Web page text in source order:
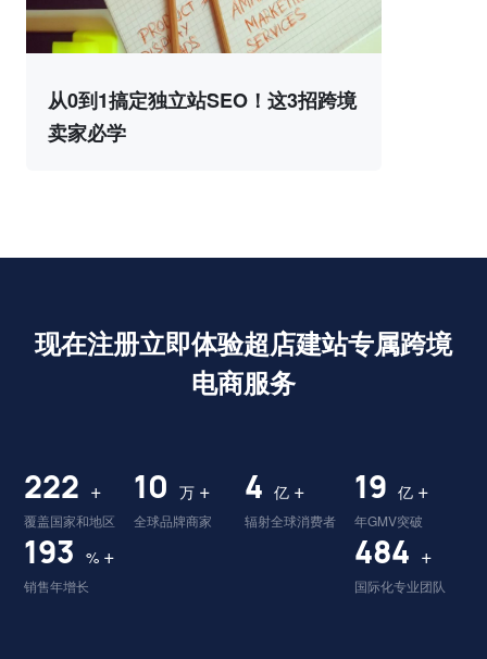
从0到1搞定独立站SEO！这3招跨境
卖家必学
现在注册立即体验超店建站专属跨境
电商服务
226 +
覆盖国家和地区
10 万 +
全球品牌商家
4 亿 +
辐射全球消费者
20 亿 +
年GMV突破
197 % +
销售年增长
492 +
国际化专业团队